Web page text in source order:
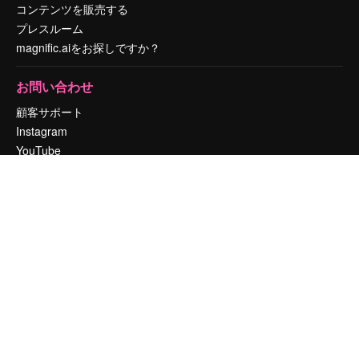
コンテンツを販売する
プレスルーム
magnific.aiをお探しですか？
お問い合わせ
顧客サポート
Instagram
YouTube